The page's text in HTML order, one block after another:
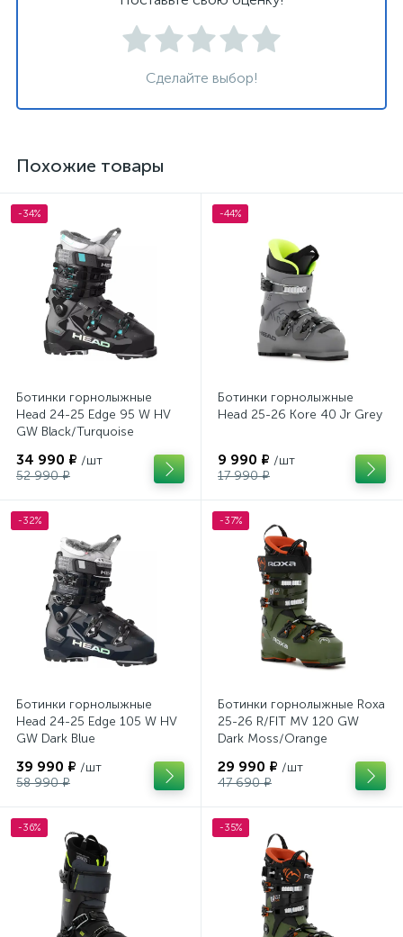
Сделайте выбор!
Похожие товары
-34%
Ботинки горнолыжные
Head 24-25 Edge 95 W HV
GW Black/Turquoise
34 990 ₽ /шт
52 990 ₽
-44%
Ботинки горнолыжные
Head 25-26 Kore 40 Jr Grey
9 990 ₽ /шт
17 990 ₽
-32%
Ботинки горнолыжные
Head 24-25 Edge 105 W HV
GW Dark Blue
39 990 ₽ /шт
58 990 ₽
-37%
Ботинки горнолыжные Roxa
25-26 R/FIT MV 120 GW
Dark Moss/Orange
29 990 ₽ /шт
47 690 ₽
-36% -35%